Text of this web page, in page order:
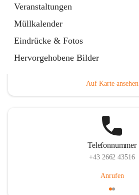
Veranstaltungen
Müllkalender
Eindrücke & Fotos
Hervorgehobene BilderHauptadresse
Auf Karte ansehen
Telefonnummer
+43 2662 43516
Anrufen